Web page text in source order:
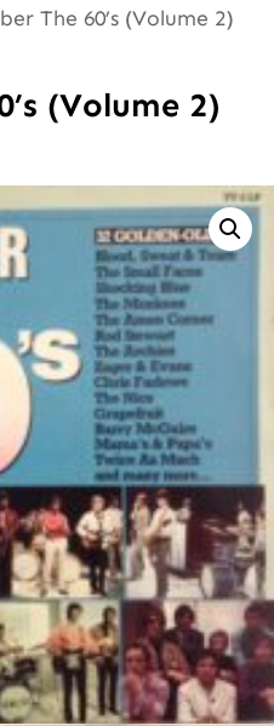
The 60’s (Volume 2)
(Volume 2)